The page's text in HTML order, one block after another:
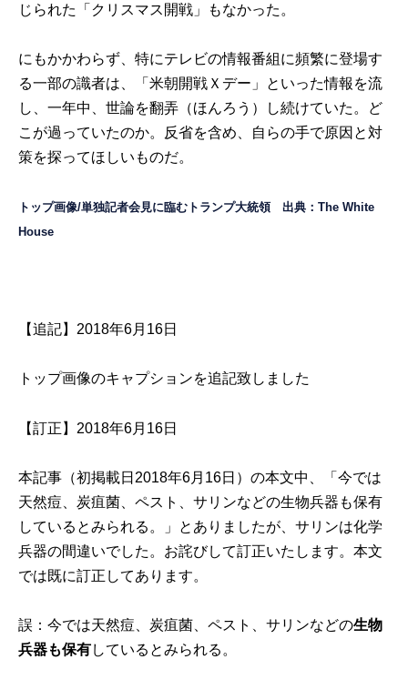
じられた「クリスマス開戦」もなかった。
にもかかわらず、特にテレビの情報番組に頻繁に登場す
る一部の識者は、「米朝開戦Ｘデー」といった情報を流
し、一年中、世論を翻弄（ほんろう）し続けていた。ど
こが過っていたのか。反省を含め、自らの手で原因と対
策を探ってほしいものだ。
トップ画像/単独記者会見に臨むトランプ大統領 出典：The White
House
【追記】2018年6月16日
トップ画像のキャプションを追記致しました
【訂正】2018年6月16日
本記事（初掲載日2018年6月16日）の本文中、「今では
天然痘、炭疽菌、ペスト、サリンなどの生物兵器も保有
しているとみられる。」とありましたが、サリンは化学
兵器の間違いでした。お詫びして訂正いたします。本文
では既に訂正してあります。
誤：今では天然痘、炭疽菌、ペスト、サリンなどの生物
兵器も保有しているとみられる。